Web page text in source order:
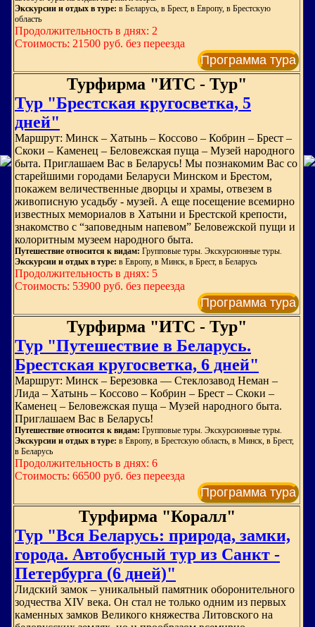
Экскурсии и отдых в туре: в Беларусь, в Брест, в Европу, в Брестскую
область
Продолжительность в днях: 2
Стоимость: 21500 руб. без переезда
Программа тура
Турфирма "ИТС - Тур"
Тур "Брестская кругосветка, 5
дней"
Маршрут: Минск – Хатынь – Коссово – Кобрин – Брест –
Скоки – Каменец – Беловежская пуща – Музей народного
быта. Приглашаем Вас в Беларусь! Мы познакомим Вас со
старейшими городами Беларуси Минском и Брестом,
покажем величественные дворцы и храмы, отвезем в
живописную усадьбу - музей. А еще посещение всемирно
известных мемориалов в Хатыни и Брестской крепости,
знакомство с “заповедным напевом” Беловежской пущи и
колоритным музеем народного быта.
Путешествие относится к видам: Групповые туры. Экскурсионные туры.
Экскурсии и отдых в туре: в Европу, в Минск, в Брест, в Беларусь
Продолжительность в днях: 5
Стоимость: 53900 руб. без переезда
Программа тура
Турфирма "ИТС - Тур"
Тур "Путешествие в Беларусь.
Брестская кругосветка, 6 дней"
Маршрут: Минск – Березовка — Стеклозавод Неман –
Лида – Хатынь – Коссово – Кобрин – Брест – Скоки –
Каменец – Беловежская пуща – Музей народного быта.
Приглашаем Вас в Беларусь!
Путешествие относится к видам: Групповые туры. Экскурсионные туры.
Экскурсии и отдых в туре: в Европу, в Брестскую область, в Минск, в Брест,
в Беларусь
Продолжительность в днях: 6
Стоимость: 66500 руб. без переезда
Программа тура
Турфирма "Коралл"
Тур "Вся Беларусь: природа, замки,
города. Автобусный тур из Санкт -
Петербурга (6 дней)"
Лидский замок – уникальный памятник оборонительного
зодчества XIV века. Он стал не только одним из первых
каменных замков Великого княжества Литовского на